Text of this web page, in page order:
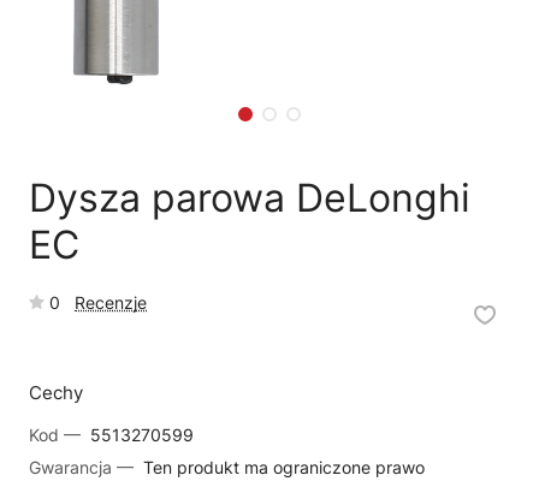
Dysza parowa DeLonghi
EC
0 Recenzje
Cechy
Kod — 5513270599
Gwarancja — Ten produkt ma ograniczone prawo
Reklamacja naprawy